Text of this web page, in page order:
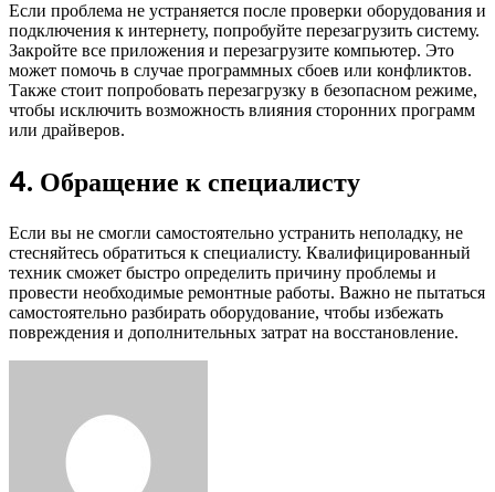
Если проблема не устраняется после проверки оборудования и
подключения к интернету, попробуйте перезагрузить систему.
Закройте все приложения и перезагрузите компьютер. Это
может помочь в случае программных сбоев или конфликтов.
Также стоит попробовать перезагрузку в безопасном режиме,
чтобы исключить возможность влияния сторонних программ
или драйверов.
4. Обращение к специалисту
Если вы не смогли самостоятельно устранить неполадку, не
стесняйтесь обратиться к специалисту. Квалифицированный
техник сможет быстро определить причину проблемы и
провести необходимые ремонтные работы. Важно не пытаться
самостоятельно разбирать оборудование, чтобы избежать
повреждения и дополнительных затрат на восстановление.